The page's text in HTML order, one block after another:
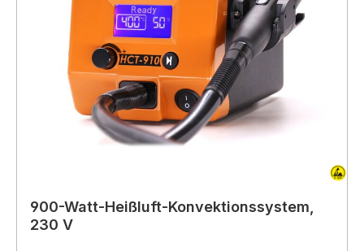
900-Watt-Heißluft-Konvektionssystem,
230 V